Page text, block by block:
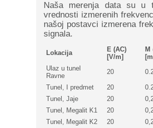
Naša merenja data su u
vrednosti izmerenih
našoj postavci izmerena
signala.
Lokacija E (AC)
[V/m]
M
Ulaz u tunel
Ravne
20
Tunel, I predmet 20
Tunel, Jaje
20
Tunel, Megalit K1
20
Tunel, Megalit K2
20